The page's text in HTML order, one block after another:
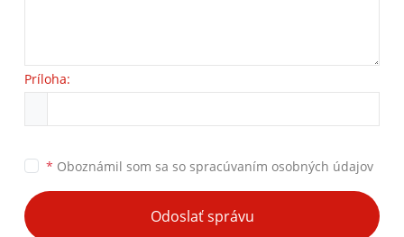
Príloha:
* Oboznámil som sa so spracúvaním osobných údajov
Odoslať správu